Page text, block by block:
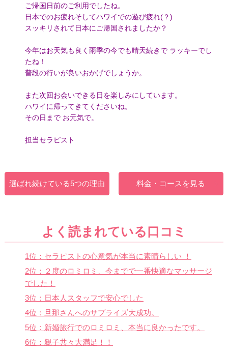
ご帰国日前のご利用でしたね。
日本でのお疲れそしてハワイでの遊び疲れ(？)
スッキリされて日本にご帰国されましたか？
今年はお天気も良く雨季の今でも晴天続きで ラッキーでし
たね！
普段の行いが良いおかげでしょうか。
また次回お会いできる日を楽しみにしています。
ハワイに帰ってきてくださいね。
その日まで お元気で。
担当セラピスト
選ばれ続けている5つの理由 料金・コースを見る
よく読まれている口コミ
1位：セラピストの心意気が本当に素晴らしい ！
2位：２度のロミロミ、今までで一番快適なマッサージ
でした！
3位：日本人スタッフで安心でした
4位：旦那さんへのサプライズ大成功。
5位：新婚旅行でのロミロミ、本当に良かったです。
6位：親子共々大満足！！